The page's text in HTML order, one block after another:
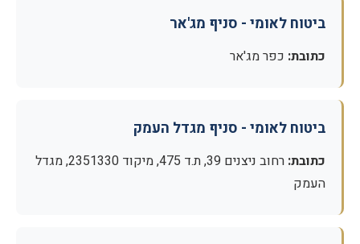
ביטוח לאומי - סניף מג'אר
כתובת: כפר מג'אר
ביטוח לאומי - סניף מגדל העמק
כתובת:
רחוב ניצנים 39, ת.ד 475, מיקוד 2351330, מגדל
העמק